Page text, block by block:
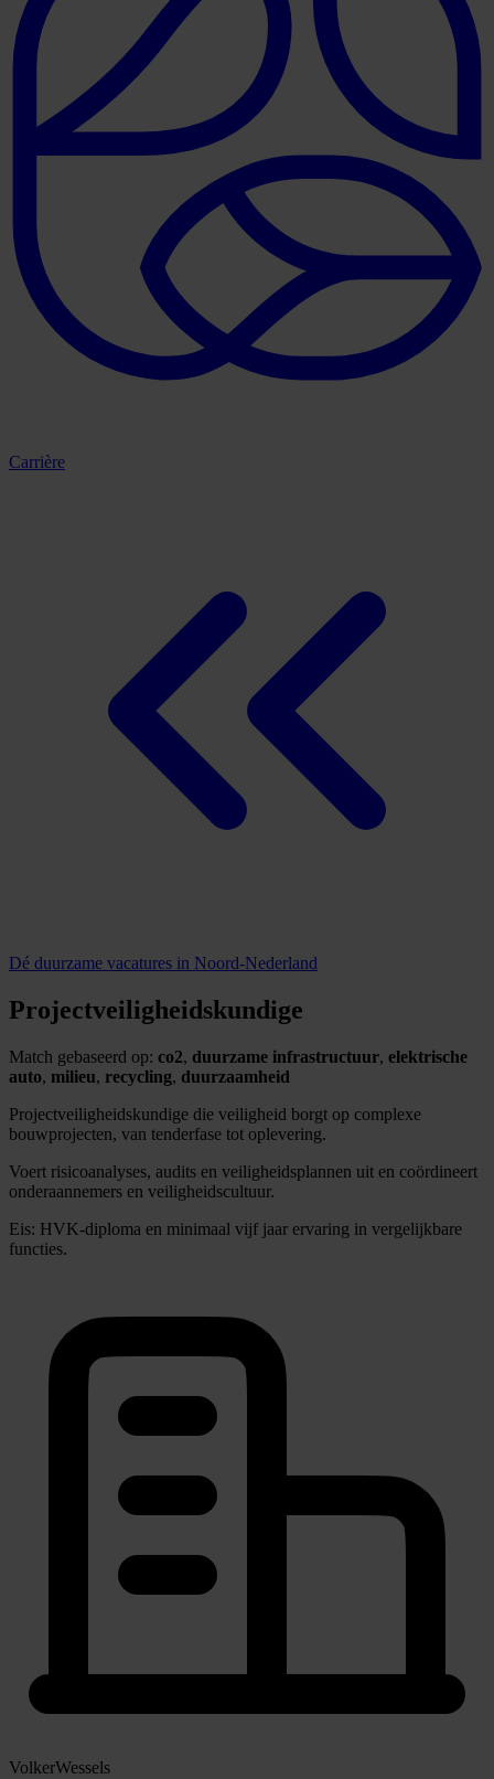
Carrière
Dé duurzame vacatures in Noord-Nederland
Projectveiligheidskundige
Match gebaseerd op: co2, duurzame infrastructuur, elektrische
auto, milieu, recycling, duurzaamheid
Projectveiligheidskundige die veiligheid borgt op complexe
bouwprojecten, van tenderfase tot oplevering.
Voert risicoanalyses, audits en veiligheidsplannen uit en coördineert
onderaannemers en veiligheidscultuur.
Eis: HVK-diploma en minimaal vijf jaar ervaring in vergelijkbare
functies.
VolkerWessels